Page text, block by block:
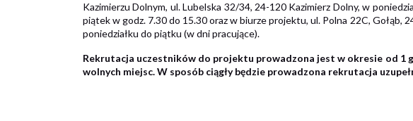
Kazimierzu Dolnym, ul. Lubelska 32/34, 24-120 Kazimierz Dolny, w
piątek w godz. 7.30 do 15.30 oraz w biurze projektu, ul. Polna 22C, Gołąb,
poniedziałku do piątku (w dni pracujące).
Rekrutacja uczestników do projektu prowadzona jest w okresie od 1
wolnych miejsc. W sposób ciągły będzie prowadzona rekrutacja